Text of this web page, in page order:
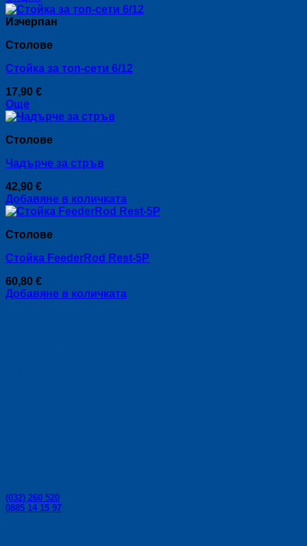
60,80 €
This
product
multiple
The
may
be
chosen
the
product
page
Изчерпан
Столове
Стойка за топ-сети 6/12
17,90 €
Още
Столове
Чадърче за стръв
42,90 €
Добавяне в количката
Столове
Стойка FeederRod Rest-5P
60,80 €
Добавяне в количката
(032) 260 520
0885 14 15 97